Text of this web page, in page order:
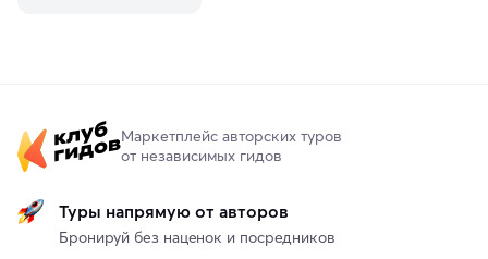
Маркетплейс авторских туров
от независимых гидов
Туры напрямую от авторов
Бронируй без наценок и посредников